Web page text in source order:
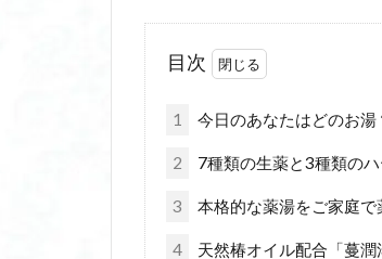
目次
1 今日のあなたはどのお湯
2 7種類の生薬と3種類の
3 本格的な薬湯をご家庭で
4 天然椿オイル配合「蔓潤